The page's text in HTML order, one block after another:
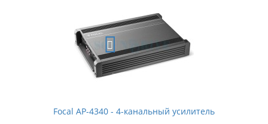
Focal AP-4340 - 4-канальный усилитель